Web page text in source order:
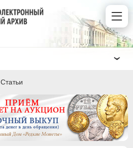
Статьи